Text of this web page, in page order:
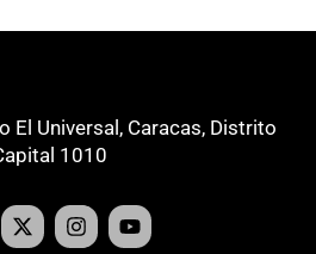
El Universal, Caracas, Distrito
1010